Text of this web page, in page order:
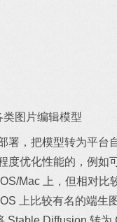
类图片编辑模型
署，把模型转为平台
度优化性能的，例如
Mac 上，但相对比
上比较有名的端生